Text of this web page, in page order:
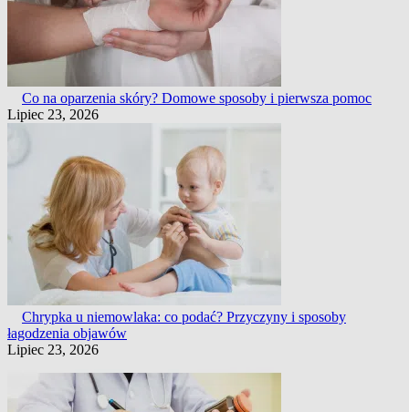
Co na oparzenia skóry? Domowe sposoby i pierwsza pomoc
Lipiec 23, 2026
Chrypka u niemowlaka: co podać? Przyczyny i sposoby
łagodzenia objawów
Lipiec 23, 2026